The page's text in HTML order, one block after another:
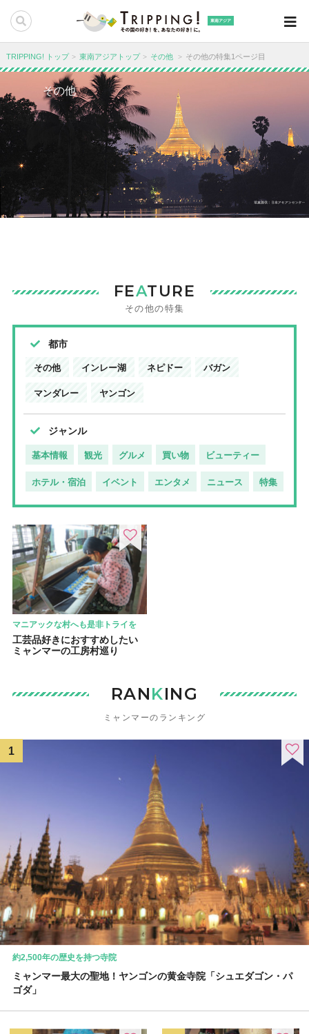
東南アジア
TRIPPING! トップ 東南アジアトップ その他 その他の特集1ページ目
その他
FEATURE
その他の特集
都市
その他 インレー湖 ネピドー バガン
マンダレー ヤンゴン
ジャンル
基本情報 観光 グルメ 買い物 ビューティー
ホテル・宿泊 イベント エンタメ ニュース 特集
マニアックな村へも是非トライを
工芸品好きにおすすめしたい
ミャンマーの工房村巡り
RANKING
ミャンマーのランキング
約2,500年の歴史を持つ寺院
ミャンマー最大の聖地！ヤンゴンの黄金寺院「シュエダゴン・パ
ゴダ」